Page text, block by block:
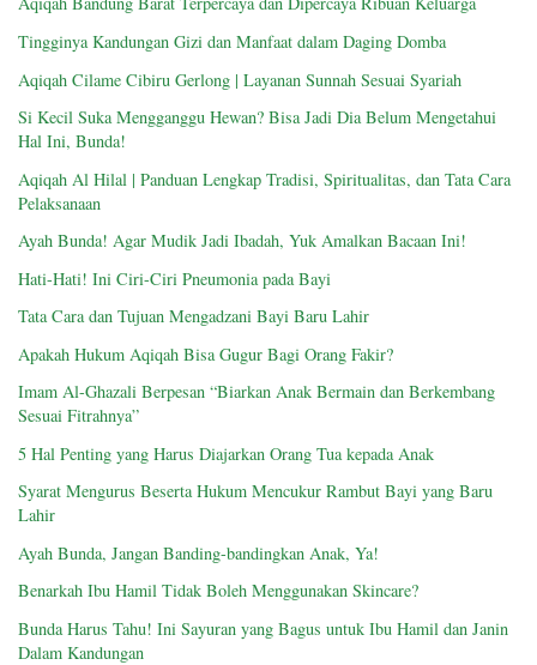
Tingginya Kandungan Gizi dan Manfaat dalam Daging Domba
Aqiqah Cilame Cibiru Gerlong | Layanan Sunnah Sesuai Syariah
Si Kecil Suka Mengganggu Hewan? Bisa Jadi Dia Belum Mengetahui
Hal Ini, Bunda!
Aqiqah Al Hilal | Panduan Lengkap Tradisi, Spiritualitas, dan Tata Cara
Pelaksanaan
Ayah Bunda! Agar Mudik Jadi Ibadah, Yuk Amalkan Bacaan Ini!
Hati-Hati! Ini Ciri-Ciri Pneumonia pada Bayi
Tata Cara dan Tujuan Mengadzani Bayi Baru Lahir
Apakah Hukum Aqiqah Bisa Gugur Bagi Orang Fakir?
Imam Al-Ghazali Berpesan “Biarkan Anak Bermain dan Berkembang
Sesuai Fitrahnya”
5 Hal Penting yang Harus Diajarkan Orang Tua kepada Anak
Syarat Mengurus Beserta Hukum Mencukur Rambut Bayi yang Baru
Lahir
Ayah Bunda, Jangan Banding-bandingkan Anak, Ya!
Benarkah Ibu Hamil Tidak Boleh Menggunakan Skincare?
Bunda Harus Tahu! Ini Sayuran yang Bagus untuk Ibu Hamil dan Janin
Dalam Kandungan